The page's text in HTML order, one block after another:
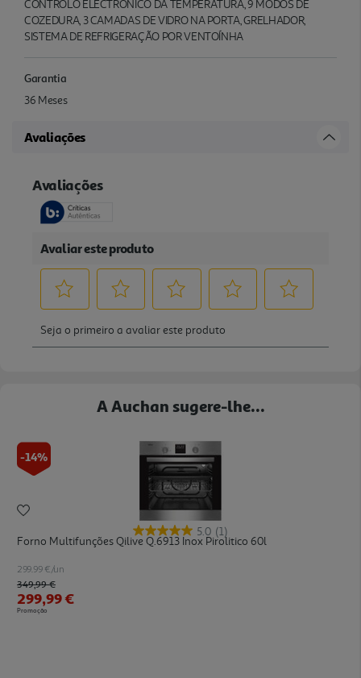
CONTROLO ELECTRÓNICO DA TEMPERATURA, 9 MODOS DE
COZEDURA, 3 CAMADAS DE VIDRO NA PORTA, GRELHADOR,
SISTEMA DE REFRIGERAÇÃO POR VENTOÍNHA
Garantia
36 Meses
Avaliações
A Auchan sugere-lhe...
-14%
5.0 (1)
Forno Multifunções Qilive Q.6913 Inox Pirolitico 60l
299.99 €/un
Price reduced from
349,99 €to
299,99 €
Promoção